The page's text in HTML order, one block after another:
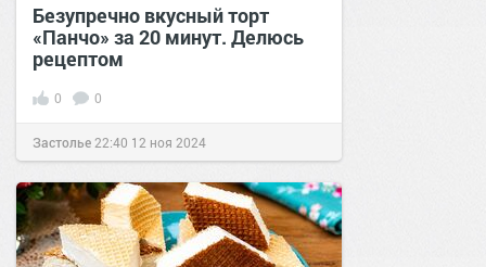
Безупречно вкусный торт
«Панчо» за 20 минут. Делюсь
рецептом
0 0
Застолье 22:40 12 ноя 2024